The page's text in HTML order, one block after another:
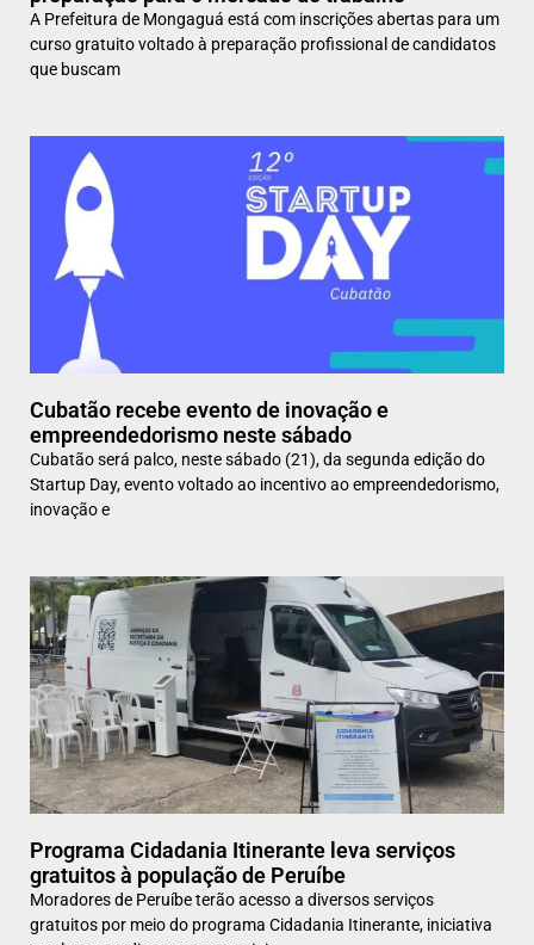
A Prefeitura de Mongaguá está com inscrições abertas para um
curso gratuito voltado à preparação profissional de candidatos
que buscam
Cubatão recebe evento de inovação e
empreendedorismo neste sábado
Cubatão será palco, neste sábado (21), da segunda edição do
Startup Day, evento voltado ao incentivo ao empreendedorismo,
inovação e
Programa Cidadania Itinerante leva serviços
gratuitos à população de Peruíbe
Moradores de Peruíbe terão acesso a diversos serviços
gratuitos por meio do programa Cidadania Itinerante, iniciativa